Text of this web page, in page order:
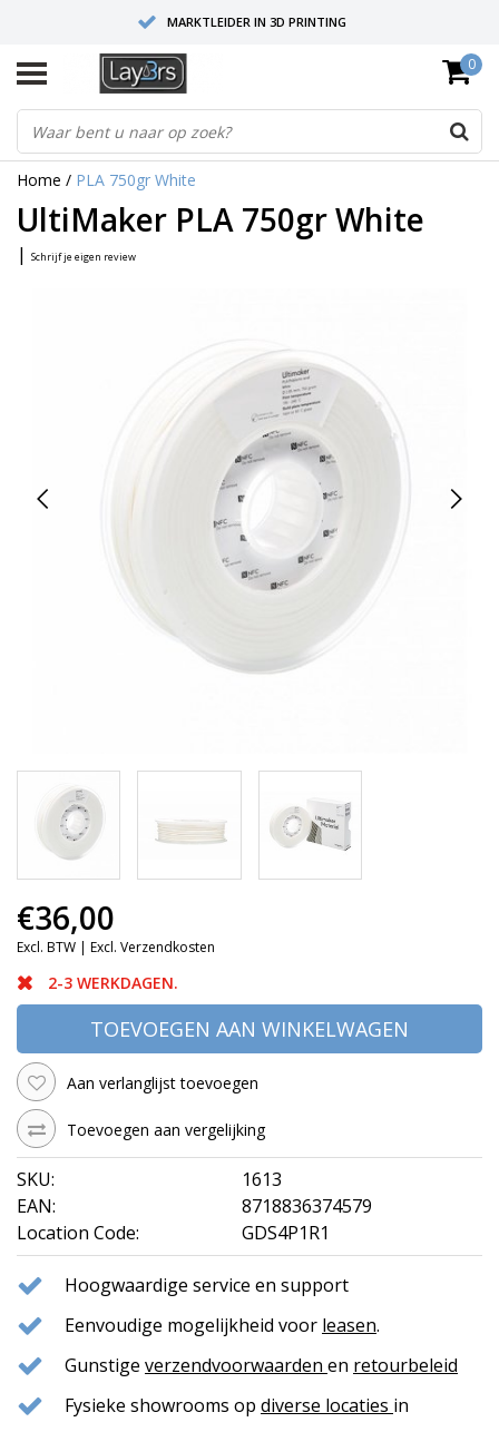
MARKTLEIDER IN 3D PRINTING
HOOGWAARDIGE SERVICE EN SUPPORT
FYSIEKE SHOWROOMS
0
Home / PLA 750gr White
UltiMaker PLA 750gr White
| Schrijf je eigen review
€36,00
Excl. BTW | Excl. Verzendkosten
2-3 WERKDAGEN.
TOEVOEGEN AAN WINKELWAGEN
Aan verlanglijst toevoegen
Toevoegen aan vergelijking
SKU:
1613
EAN:
8718836374579
Location Code:
GDS4P1R1
Hoogwaardige service en support
Eenvoudige mogelijkheid voor leasen.
Gunstige verzendvoorwaarden en retourbeleid
Fysieke showrooms op diverse locaties in